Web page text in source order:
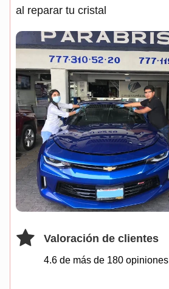
al reparar tu cristal
Valoración de clientes
4.6 de más de 180 opiniones